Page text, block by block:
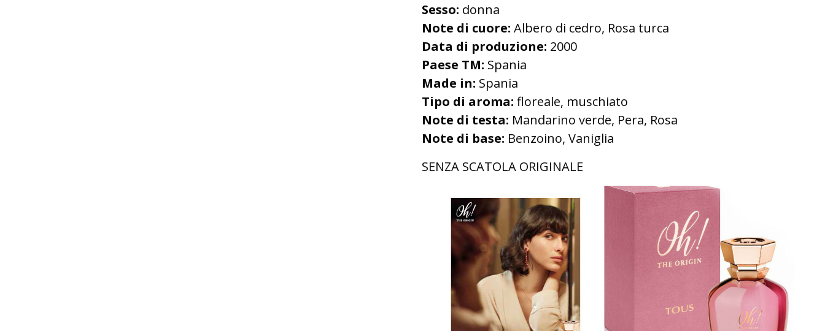
Sesso: donna
Note di cuore: Albero di cedro, Rosa turca
Data di produzione: 2000
Paese TM: Spania
Made in: Spania
Tipo di aroma: floreale, muschiato
Note di testa: Mandarino verde, Pera, Rosa
Note di base: Benzoino, Vaniglia
SENZA SCATOLA ORIGINALE